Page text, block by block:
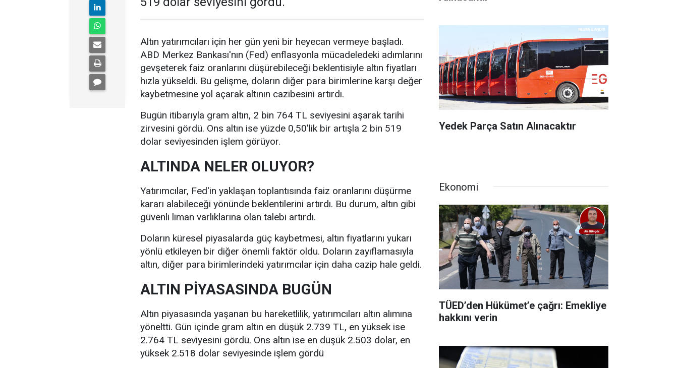
Altın yatırımcıları için her gün yeni bir heyecan vermeye başladı.
ABD Merkez Bankası'nın (Fed) enflasyonla mücadeledeki adımlarını
gevşeterek faiz oranlarını düşürebileceği beklentisiyle altın fiyatları
hızla yükseldi. Bu gelişme, doların diğer para birimlerine karşı değer
kaybetmesine yol açarak altının cazibesini artırdı.
Bugün itibarıyla gram altın, 2 bin 764 TL seviyesini aşarak tarihi
zirvesini gördü. Ons altın ise yüzde 0,50'lik bir artışla 2 bin 519
dolar seviyesinden işlem görüyor.
ALTINDA NELER OLUYOR?
Yatırımcılar, Fed'in yaklaşan toplantısında faiz oranlarını düşürme
kararı alabileceği yönünde beklentilerini artırdı. Bu durum, altın gibi
güvenli liman varlıklarına olan talebi artırdı.
Doların küresel piyasalarda güç kaybetmesi, altın fiyatlarını yukarı
yönlü etkileyen bir diğer önemli faktör oldu. Doların zayıflamasıyla
altın, diğer para birimlerindeki yatırımcılar için daha cazip hale geldi.
ALTIN PİYASASINDA BUGÜN
Altın piyasasında yaşanan bu hareketlilik, yatırımcıları altın alımına
yöneltti. Gün içinde gram altın en düşük 2.739 TL, en yüksek ise
2.764 TL seviyesini gördü. Ons altın ise en düşük 2.503 dolar, en
yüksek 2.518 dolar seviyesinde işlem gördü
Yedek Parça Satın Alınacaktır
Ekonomi
TÜED’den Hükümet’e çağrı: Emekliye
hakkını verin